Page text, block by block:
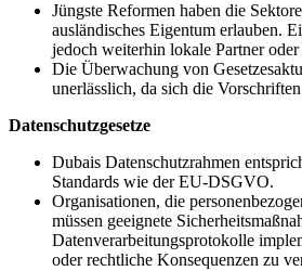
Jüngste Reformen haben die
ausländisches Eigentum erlauben.
jedoch weiterhin lokale Partner oder
Die Überwachung von
unerlässlich, da sich die
Datenschutzgesetze
Dubais Datenschutzrahmen
Standards wie der EU-DSGVO.
Organisationen, die
müssen geeignete
Datenverarbeitungsprotokolle
oder rechtliche Konsequenzen zu